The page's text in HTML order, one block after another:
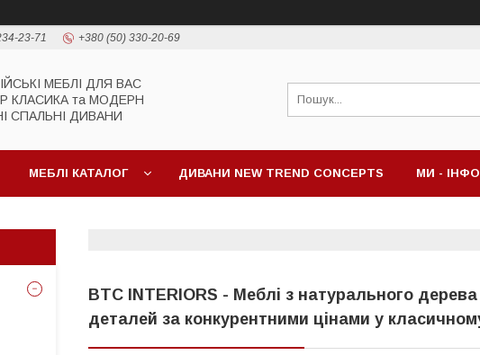
23-71 +380 (50) 330-20-69
МЕБЛІ ДЛЯ ВАС
КЛАСИКА та МОДЕРН
СПАЛЬНІ ДИВАНИ
МЕБЛІ КАТАЛОГ ДИВАНИ NEW TREND CONCEPTS МИ - ІНФО
BTC INTERIORS - Меблі з натурального
деталей за конкурентними цінами у